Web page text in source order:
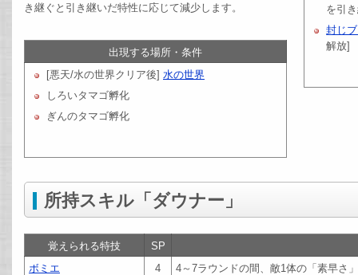
き継ぐと引き継いだ特性に応じて減少します。
出現する場所・条件
[悪天/水の世界クリア後] 水の世界
しろいタマゴ孵化
ぎんのタマゴ孵化
を引
封じ
解放]
所持スキル「ダウナー」
覚えられる特技
SP
ボミエ
4 4～7ラウンドの間、敵1体の「素早さ